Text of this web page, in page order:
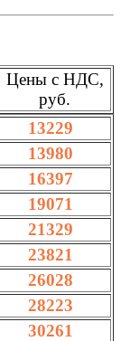
Цены с НДС,
руб.
13229
13980
16397
19071
21329
23821
26028
28223
30261